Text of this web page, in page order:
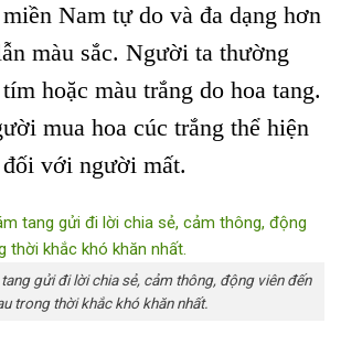
Nam tự do và đa dạng hơn
màu sắc. Người ta thường
hoặc màu trắng do hoa tang.
mua hoa cúc trắng thể hiện
với người mất.
gửi đi lời chia sẻ, cảm thông, động viên đến
trong thời khắc khó khăn nhất.